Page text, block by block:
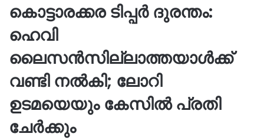
കൊട്ടാരക്കര ടിപ്പർ ദുരന്തം:
ഹെവി
ലൈസൻസില്ലാത്തയാൾക്ക്
വണ്ടി നൽകി; ലോറി
ഉടമയെയും കേസില്‍ പ്രതി
ചേർക്കും